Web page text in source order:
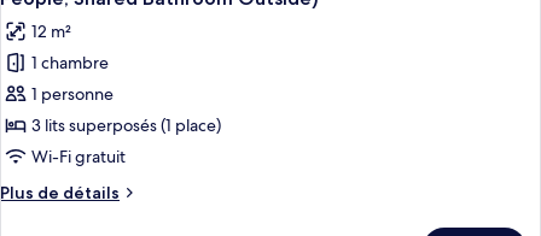
pas
de
fenêtre
(4
People)
Dortoir
Partagé,
femmes
uniquement,
non-
fumeurs,
de
fenêtre
(4
les
photos
pour
ce
type
de
chambre :
Dortoir
12 m²
1 chambre
1 personne
3 lits superposés (1 place)
Wi-Fi gratuit
Plus de détails
Plus